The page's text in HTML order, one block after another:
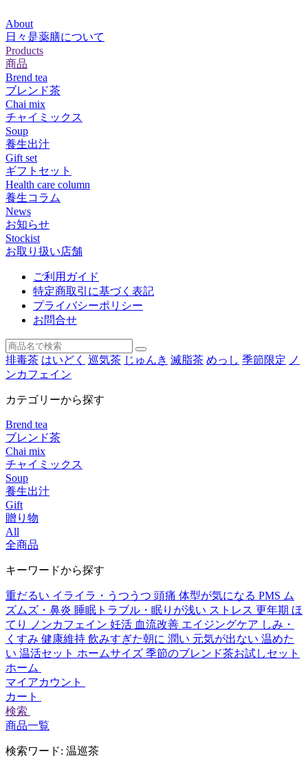
About
日々是薬膳について
Products
商品
Brend tea
ブレンド茶
Chai mix
チャイミックス
Soup
養生出汁
Gift set
ギフトセット
Health care column
養生コラム
News
お知らせ
Stockist
お取り扱い店舗
ご利用ガイド
特定商取引に基づく表記
プライバシーポリシー
お問合せ
排毒茶 はいどく 巡気茶 じゅんき 滅脂茶 めっし 季節限定 ノ
ンカフェイン
カテゴリーから探す
Brend tea
ブレンド茶
Chai mix
チャイミックス
Soup
養生出汁
Gift
贈り物
All
全商品
キーワードから探す
重だるい イライラ・うつうつ 頭痛 体型が気になる PMS ム
ズムズ・鼻炎 睡眠トラブル・眠りが浅い ストレス 更年期 ほ
てり
ノンカフェイン 妊活 血流改善 エイジングケア しみ・
くすみ 健康維持 飲みすぎた朝に 潤い 元気が出ない 温めた
い 温活セット ホームサイズ 季節のブレンド茶お試しセット
ホーム
マイアカウント
カート
検索
商品一覧
検索ワード: 温巡茶